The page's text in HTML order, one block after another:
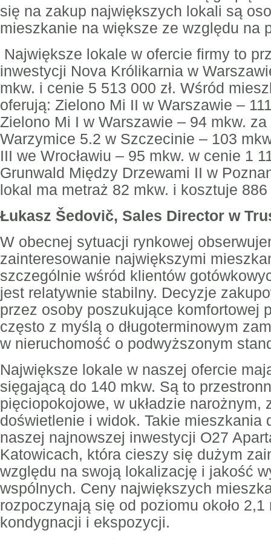
się na zakup największych lokali są
mieszkanie na większe ze względu na
Największe lokale w ofercie firmy to
inwestycji Nova Królikarnia w
mkw. i cenie 5 513 000 zł. Wśród
oferują: Zielono Mi II w Warszawie –
Zielono Mi I w Warszawie – 94 mkw. za
Warzymice 5.2 w Szczecinie – 103
III we Wrocławiu – 95 mkw. w cenie 1
Grunwald Między Drzewami II w
lokal ma metraż 82 mkw. i kosztuje 886
Łukasz Šedovič, Sales Director w
W obecnej sytuacji rynkowej
zainteresowanie największymi
szczególnie wśród klientów
jest relatywnie stabilny. Decyzje
przez osoby poszukujące komfortowej
często z myślą o długoterminowym
w nieruchomość o podwyższonym
Największe lokale w naszej ofercie
sięgającą do 140 mkw. Są to
pięciopokojowe, w układzie narożnym,
doświetlenie i widok. Takie mieszkania
naszej najnowszej inwestycji O27
Katowicach, która cieszy się dużym
względu na swoją lokalizację i jakość
wspólnych. Ceny największych
rozpoczynają się od poziomu około
kondygnacji i ekspozycji.